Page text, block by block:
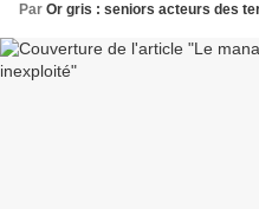
Par Or gris : seniors acteurs des